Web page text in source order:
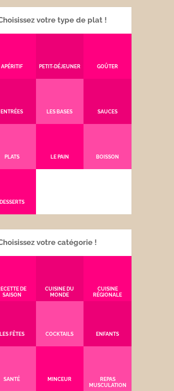
votre type de plat !
APÉRITIF PETIT-DÉJEUNER GOÛTER
ENTRÉES LES BASES SAUCES
PLATS LE PAIN BOISSON
DESSERTS
votre catégorie !
DE
SAISON
CUISINE DU
MONDE
CUISINE
RÉGIONALE
LES FÊTES COCKTAILS ENFANTS
SANTÉ MINCEUR
REPAS
MUSCULATION